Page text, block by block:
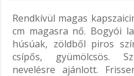
Rendkívül magas
cm magasra nő. Bogyói
húsúak, zöldből piros
csípős, gyümölcsös.
nevelésre ajánlott.